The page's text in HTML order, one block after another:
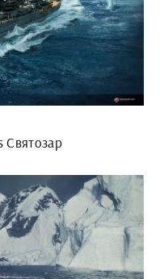
Святозар